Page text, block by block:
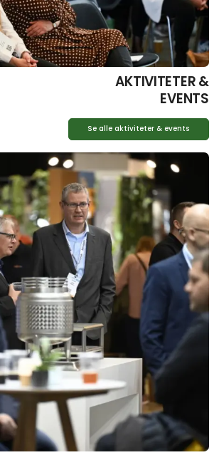
AKTIVITETER &
EVENTS
Se alle aktiviteter & events